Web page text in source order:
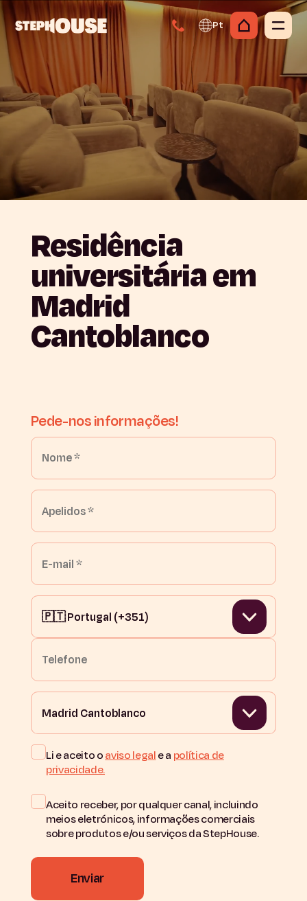
Pt
Residência
universitáriaem
Madrid
Cantoblanco
Pede-nosinformações!
Li e aceito oaviso legale a política de
privacidade.
Aceito receber, por qualquer canal, incluindo
meios eletrónicos, informações comerciais
sobre produtos e/ou serviços da StepHouse.